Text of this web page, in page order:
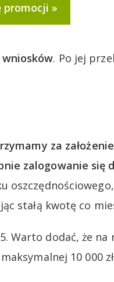
promocji
. Po jej
za
zalogowanie się
stałą kwotę co
Warto dodać, że
10 000